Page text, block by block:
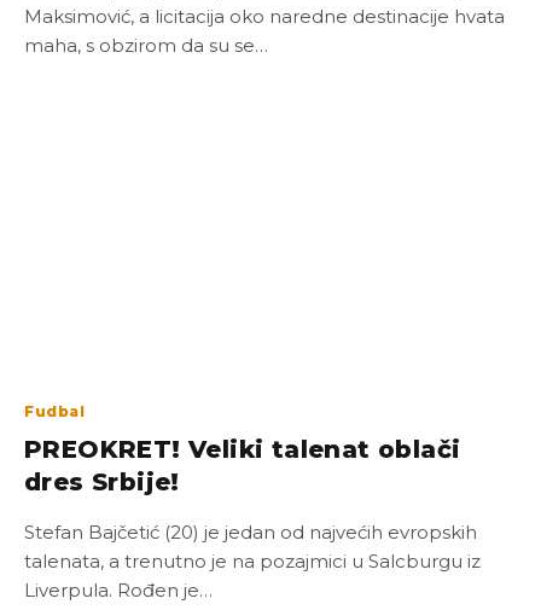
Maksimović, a licitacija oko naredne destinacije hvata
maha, s obzirom da su se…
Fudbal
PREOKRET! Veliki talenat oblači
dres Srbije!
Stefan Bajčetić (20) je jedan od najvećih evropskih
talenata, a trenutno je na pozajmici u Salcburgu iz
Liverpula. Rođen je…